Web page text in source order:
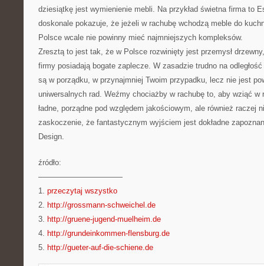
dziesiątkę jest wymienienie mebli. Na przykład świetna firma to
doskonale pokazuje, że jeżeli w rachubę wchodzą meble do
Polsce wcale nie powinny mieć najmniejszych kompleksów.
Zresztą to jest tak, że w Polsce rozwinięty jest przemysł
firmy posiadają bogate zaplecze. W zasadzie trudno na
są w porządku, w przynajmniej Twoim przypadku, lecz nie jest
uniwersalnych rad. Weźmy chociażby w rachubę to, aby wziąć w
ładne, porządne pod względem jakościowym, ale również raczej
zaskoczenie, że fantastycznym wyjściem jest dokładne
Design.
źródło:
———————————
1. przeczytaj wszystko
2. http://grossmann-schweichel.de
3. http://gruene-jugend-muelheim.de
4. http://grundeinkommen-flensburg.de
5. http://gueter-auf-die-schiene.de